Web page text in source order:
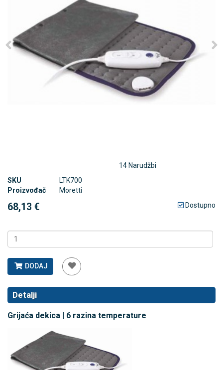
14 Narudžbi
SKU
LTK700
Proizvođač
Moretti
68,13 € Dostupno
DODAJ
Detalji
Grijaća dekica | 6 razina temperature